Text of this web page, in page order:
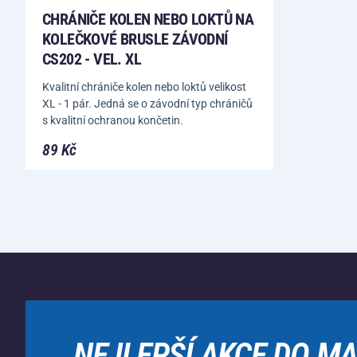
CHRÁNIČE KOLEN NEBO LOKTŮ NA
KOLEČKOVÉ BRUSLE ZÁVODNÍ
CS202 - VEL. XL
Kvalitní chrániče kolen nebo loktů velikost
XL - 1 pár. Jedná se o závodní typ chráničů
s kvalitní ochranou končetin.
89 Kč